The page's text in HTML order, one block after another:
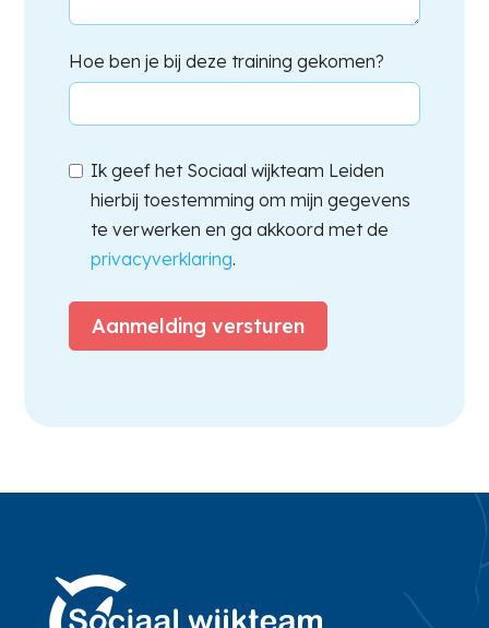
Hoe ben je bij deze training gekomen?
Ik geef het Sociaal wijkteam Leiden
hierbij toestemming om mijn gegevens
te verwerken en ga akkoord met de
privacyverklaring.
Aanmelding versturen